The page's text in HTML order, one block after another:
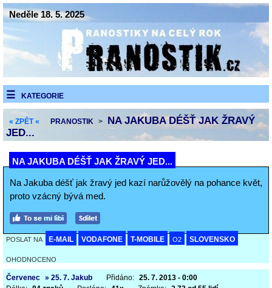
Neděle 18. 5. 2025
KATEGORIE
« ZPĚT « PRANOSTIK >
NA JAKUBA DÉŠŤ JAK ŽRAVÝ
JED...
NA JAKUBA DÉŠŤ JAK ŽRAVÝ JED...
Na Jakuba déšť jak žravý jed kazí narůžovělý na pohance květ,
proto vzácný bývá med.
POSLAT NA E-MAIL VODAFONE T-MOBILE O2 SLOVENSKO
OHODNOCENO
Červenec » 25. 7. Jakub Přidáno: 25. 7. 2013 - 0:00